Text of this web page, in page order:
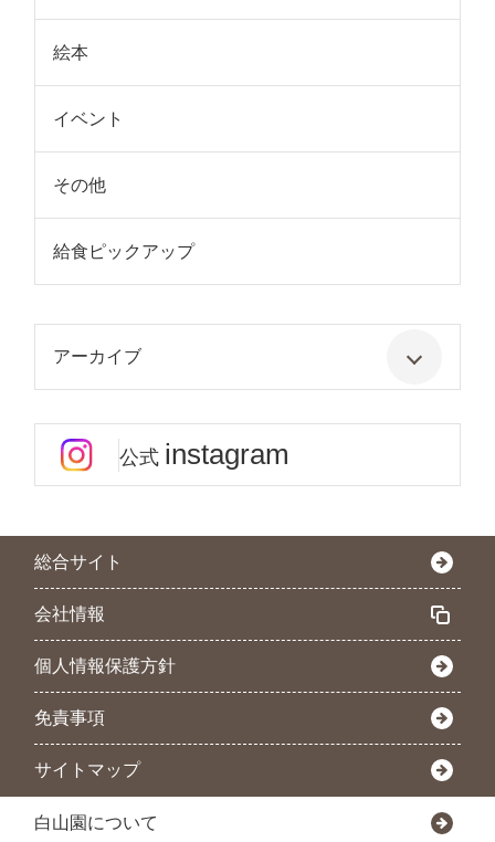
絵本
イベント
その他
給食ピックアップ
アーカイブ
公式 instagram
総合サイト
会社情報
個人情報保護方針
免責事項
サイトマップ
白山園について